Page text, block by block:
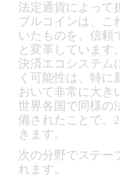
法定通貨によって
ブルコインは、こ
いたものを、信頼
と変革しています
決済エコシステム
く可能性は、特に
おいて非常に大き
世界各国で同様の
備されたことで、
きます。
次の分野でステー
れます。